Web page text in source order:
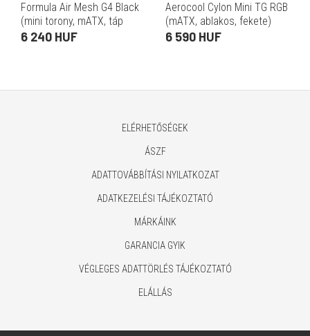
Formula Air Mesh G4 Black
(mini torony, mATX, táp
nélkül, fekete)
6 240 HUF
Aerocool Cylon Mini TG RGB
(mATX, ablakos, fekete)
6 590 HUF
ELÉRHETŐSÉGEK
ÁSZF
ADATTOVÁBBÍTÁSI NYILATKOZAT
ADATKEZELÉSI TÁJÉKOZTATÓ
MÁRKÁINK
GARANCIA GYIK
VÉGLEGES ADATTÖRLÉS TÁJÉKOZTATÓ
ELÁLLÁS